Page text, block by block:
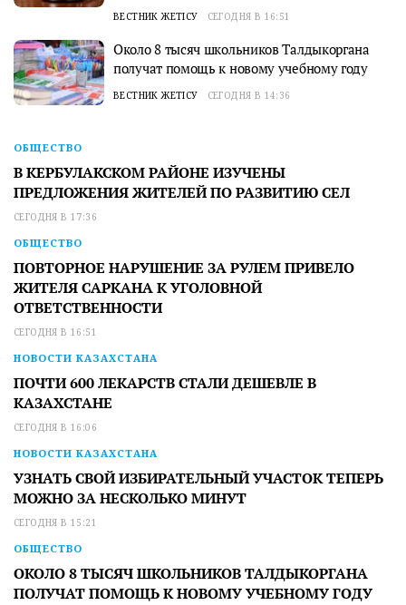
ВЕСТНИК ЖЕТІСУ СЕГОДНЯ В 16:51
Около 8 тысяч школьников Талдыкоргана
получат помощь к новому учебному году
ВЕСТНИК ЖЕТІСУ СЕГОДНЯ В 14:36
ОБЩЕСТВО
В КЕРБУЛАКСКОМ РАЙОНЕ ИЗУЧЕНЫ
ПРЕДЛОЖЕНИЯ ЖИТЕЛЕЙ ПО РАЗВИТИЮ СЕЛ
СЕГОДНЯ В 17:36
ОБЩЕСТВО
ПОВТОРНОЕ НАРУШЕНИЕ ЗА РУЛЕМ ПРИВЕЛО
ЖИТЕЛЯ САРКАНА К УГОЛОВНОЙ
ОТВЕТСТВЕННОСТИ
СЕГОДНЯ В 16:51
НОВОСТИ КАЗАХСТАНА
ПОЧТИ 600 ЛЕКАРСТВ СТАЛИ ДЕШЕВЛЕ В
КАЗАХСТАНЕ
СЕГОДНЯ В 16:06
НОВОСТИ КАЗАХСТАНА
УЗНАТЬ СВОЙ ИЗБИРАТЕЛЬНЫЙ УЧАСТОК ТЕПЕРЬ
МОЖНО ЗА НЕСКОЛЬКО МИНУТ
СЕГОДНЯ В 15:21
ОБЩЕСТВО
ОКОЛО 8 ТЫСЯЧ ШКОЛЬНИКОВ ТАЛДЫКОРГАНА
ПОЛУЧАТ ПОМОЩЬ К НОВОМУ УЧЕБНОМУ ГОДУ